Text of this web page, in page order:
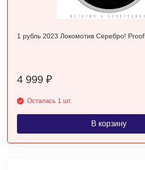
1 рубль 2023 Локомотив Серебро! Proof
4 999 ₽
Осталась 1 шт.
В корзину